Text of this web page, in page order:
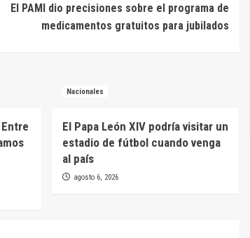
El PAMI dio precisiones sobre el programa de
medicamentos gratuitos para jubilados
Nacionales
El Papa León XIV podría visitar un
estadio de fútbol cuando venga
al país
agosto 6, 2026